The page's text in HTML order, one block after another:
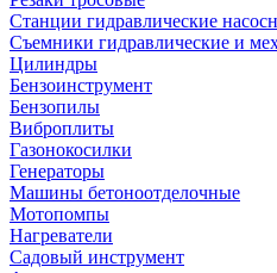
Станции гидравлические
Съемники гидравлические и
Цилиндры
Бензоинструмент
Бензопилы
Виброплиты
Газонокосилки
Генераторы
Машины бетоноотделочные
Мотопомпы
Нагреватели
Садовый инструмент